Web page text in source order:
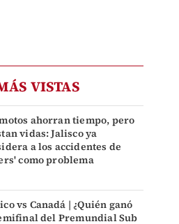
VISTAS
ahorran tiempo, pero
vidas: Jalisco ya
a los accidentes de
como problema
vs Canadá | ¿Quién ganó
del Premundial Sub